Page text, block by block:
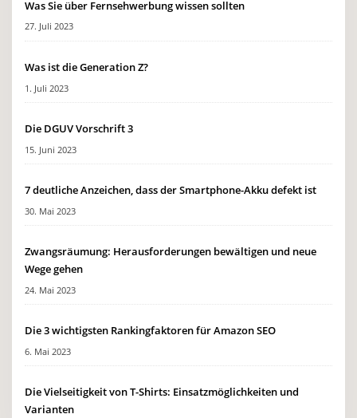
Was Sie über Fernsehwerbung wissen sollten
27. Juli 2023
Was ist die Generation Z?
1. Juli 2023
Die DGUV Vorschrift 3
15. Juni 2023
7 deutliche Anzeichen, dass der Smartphone-Akku defekt ist
30. Mai 2023
Zwangsräumung: Herausforderungen bewältigen und neue
Wege gehen
24. Mai 2023
Die 3 wichtigsten Rankingfaktoren für Amazon SEO
6. Mai 2023
Die Vielseitigkeit von T-Shirts: Einsatzmöglichkeiten und
Varianten